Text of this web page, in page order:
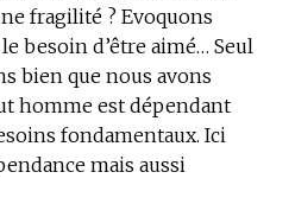
fragilité ? Evoquons
besoin d’être aimé… Seul
bien que nous avons
homme est dépendant
fondamentaux. Ici
mais aussi